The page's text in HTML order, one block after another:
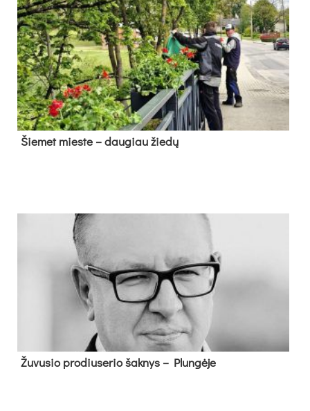
Šie­met mies­te – dau­giau žie­dų
Žu­vu­sio pro­diu­se­rio šak­nys – Plun­gė­je